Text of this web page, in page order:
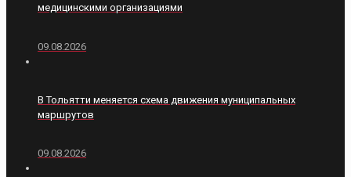
медицинскими организациями
09.08.2026
В Тольятти меняется схема движения муниципальных
маршрутов
09.08.2026